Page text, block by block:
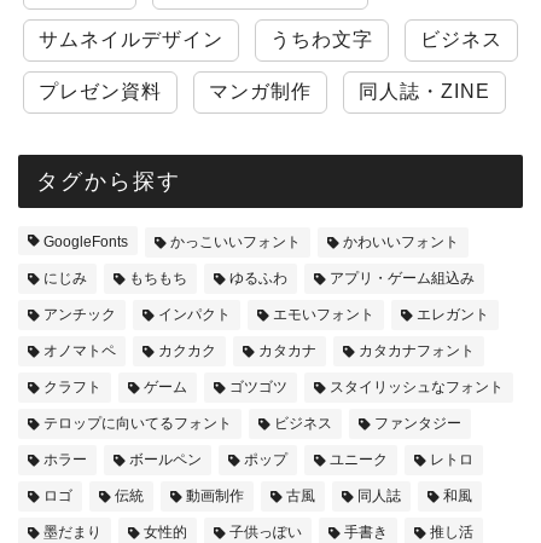
サムネイルデザイン うちわ文字 ビジネス
プレゼン資料 マンガ制作 同人誌・ZINE
タグから探す
GoogleFonts かっこいいフォント かわいいフォント
にじみ もちもち ゆるふわ アプリ・ゲーム組込み
アンチック インパクト エモいフォント エレガント
オノマトペ カクカク カタカナ カタカナフォント
クラフト ゲーム ゴツゴツ スタイリッシュなフォント
テロップに向いてるフォント ビジネス ファンタジー
ホラー ボールペン ポップ ユニーク レトロ
ロゴ 伝統 動画制作 古風 同人誌 和風
墨だまり 女性的 子供っぽい 手書き 推し活